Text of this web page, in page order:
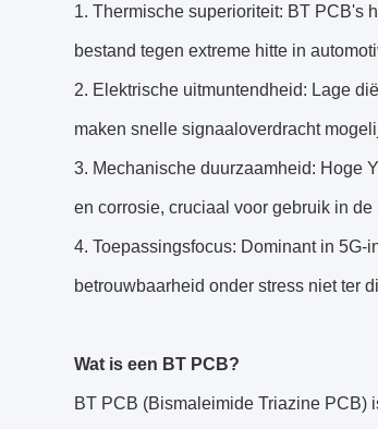
1. Thermische superioriteit: BT PCB's
bestand tegen extreme hitte in
2. Elektrische uitmuntendheid: Lage
maken snelle signaaloverdracht
3. Mechanische duurzaamheid: Hoge
en corrosie, cruciaal voor gebruik in
4. Toepassingsfocus: Dominant in 5G-
betrouwbaarheid onder stress niet ter
Wat is een BT PCB?
BT PCB (Bismaleimide Triazine PCB)